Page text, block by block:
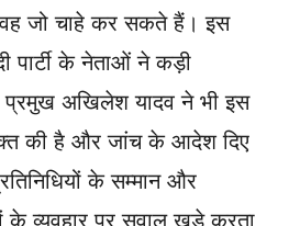
जो चाहे कर सकते हैं। इस
पार्टी के नेताओं ने कड़ी
प्रमुख अखिलेश यादव ने भी इस
की है और जांच के आदेश दिए
के सम्मान और
के व्यवहार पर सवाल खड़े करता